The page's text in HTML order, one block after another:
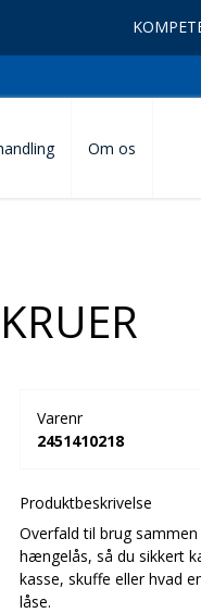
Om os
Varenr
2451410218
Produktbeskrivelse
Overfald til brug
hængelås, så du sikkert
kasse, skuffe eller hvad
låse.